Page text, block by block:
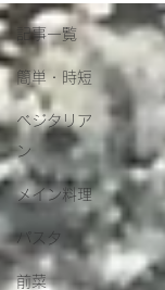
記事一覧
簡単・時短
ベジタリア
ン
メイン料理
パスタ
前菜